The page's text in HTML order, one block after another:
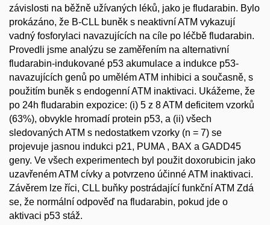
závislosti na běžně užívaných léků, jako je fludarabin. Bylo
prokázáno, že B-CLL buněk s neaktivní ATM vykazují
vadný fosforylaci navazujících na cíle po léčbě fludarabin.
Provedli jsme analýzu se zaměřením na alternativní
fludarabin-indukované p53 akumulace a indukce p53-
navazujících genů po umělém ATM inhibici a současně, s
použitím buněk s endogenní ATM inaktivaci. Ukážeme, že
po 24h fludarabin expozice: (i) 5 z 8 ATM deficitem vzorků
(63%), obvykle hromadí protein p53, a (ii) všech
sledovaných ATM s nedostatkem vzorky (n = 7) se
projevuje jasnou indukci p21, PUMA , BAX a GADD45
geny. Ve všech experimentech byl použit doxorubicin jako
uzavřeném ATM cívky a potvrzeno účinné ATM inaktivaci.
Závěrem lze říci, CLL buňky postrádající funkční ATM Zdá
se, že normální odpověď na fludarabin, pokud jde o
aktivaci p53 stáž.